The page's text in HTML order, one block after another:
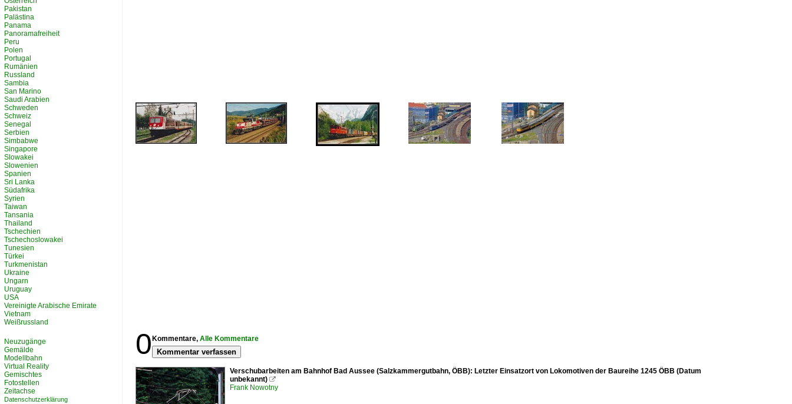
0 Kommentare, Alle Kommentare
Kommentar verfassen
Verschubarbeiten am Bahnhof Bad Aussee (Salzkammergutbahn, ÖBB): Letzter Einsatzort von Lokomotiven der Baureihe 1245 ÖBB (Datum
unbekannt) 
Frank Nowotny
Pakistan
Palästina
Panama
Panoramafreiheit
Peru
Polen
Portugal
Rumänien
Russland
Sambia
San Marino
Saudi Arabien
Schweden
Schweiz
Senegal
Serbien
Simbabwe
Singapore
Slowakei
Slowenien
Spanien
Sri Lanka
Südafrika
Syrien
Taiwan
Tansania
Thailand
Tschechien
Tschechoslowakei
Tunesien
Türkei
Turkmenistan
Ukraine
Ungarn
Uruguay
USA
Vereinigte Arabische Emirate
Vietnam
Weißrussland
Neuzugänge
Gemälde
Modellbahn
Virtual Reality
Gemischtes
Fotostellen
Zeitachse
Datenschutzerklärung